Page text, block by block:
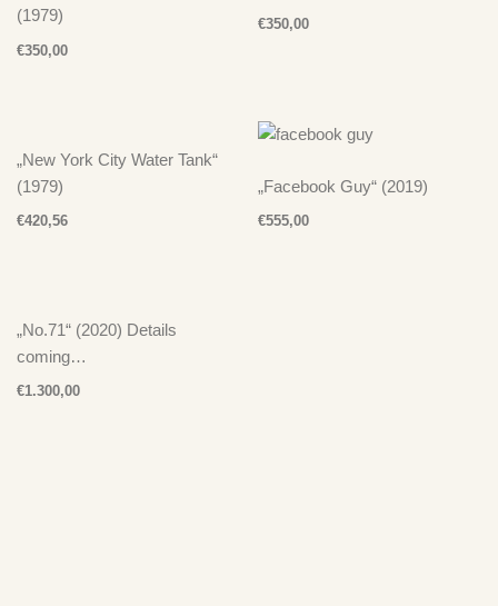
(1979)
€350,00
€350,00
„New York City Water Tank“
(1979)
€420,56
„Facebook Guy“ (2019)
€555,00
„No.71“ (2020) Details
coming…
€1.300,00